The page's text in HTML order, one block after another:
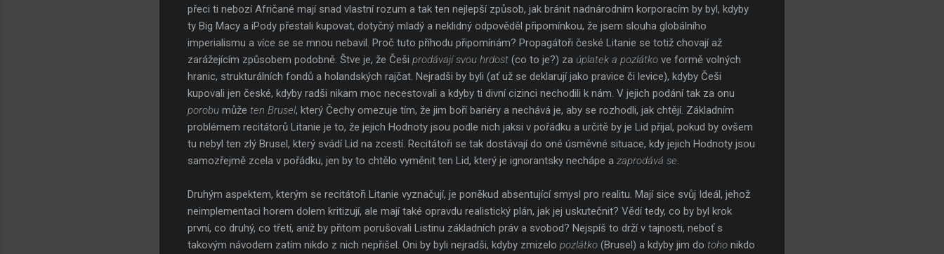
přeci ti nebozí Afričané mají snad vlastní rozum a tak ten nejlepší způsob, jak bránit nadnárodním korporacím by byl, kdyby
ty Big Macy a iPody přestali kupovat, dotyčný mladý a neklidný odpověděl připomínkou, že jsem slouha globálního
imperialismu a více se se mnou nebavil. Proč tuto příhodu připomínám? Propagátoři české Litanie se totiž chovají až
zarážejícím způsobem podobně. Štve je, že Češi prodávají svou hrdost (co to je?) za úplatek a pozlátko ve formě volných
hranic, strukturálních fondů a holandských rajčat. Nejradši by byli (ať už se deklarují jako pravice či levice), kdyby Češi
kupovali jen české, kdyby radši nikam moc necestovali a kdyby ti divní cizinci nechodili k nám. V jejich podání tak za onu
porobu může ten Brusel, který Čechy omezuje tím, že jim boří bariéry a nechává je, aby se rozhodli, jak chtějí. Základním
problémem recitátorů Litanie je to, že jejich Hodnoty jsou podle nich jaksi v pořádku a určitě by je Lid přijal, pokud by ovšem
tu nebyl ten zlý Brusel, který svádí Lid na zcestí. Recitátoři se tak dostávají do oné úsměvné situace, kdy jejich Hodnoty jsou
samozřejmě zcela v pořádku, jen by to chtělo vyměnit ten Lid, který je ignorantsky nechápe a zaprodává se
Druhým aspektem, kterým se recitátoři Litanie vyznačují, je poněkud absentující smysl pro realitu. Mají sice svůj Ideál, jehož
neimplementaci horem dolem kritizují, ale mají také opravdu realistický plán, jak jej uskutečnit? Vědí tedy, co by byl krok
první, co druhý, co třetí, aniž by přitom porušovali Listinu základních práv a svobod? Nejspíš to drží v tajnosti, neboť s
takovým návodem zatím nikdo z nich nepřišel. Oni by byli nejradši, kdyby zmizelo pozlátko (Brusel) a kdyby jim do toho nikdo